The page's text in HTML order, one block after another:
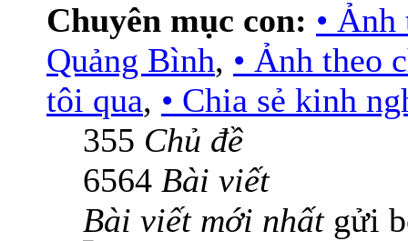
Chuyên mục con: •
Quảng Bình, • Ảnh theo
tôi qua, • Chia sẻ kinh
355 Chủ đề
6564 Bài viết
Bài viết mới nhấtgửi